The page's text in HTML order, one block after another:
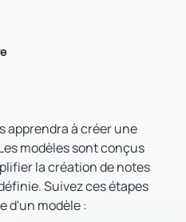
apprendra à créer une
modèles sont conçus
la création de notes
Suivez ces étapes
d'un modèle :